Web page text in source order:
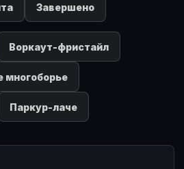
Завершено
Воркаут-фристайл
многоборье
Паркур-лаче